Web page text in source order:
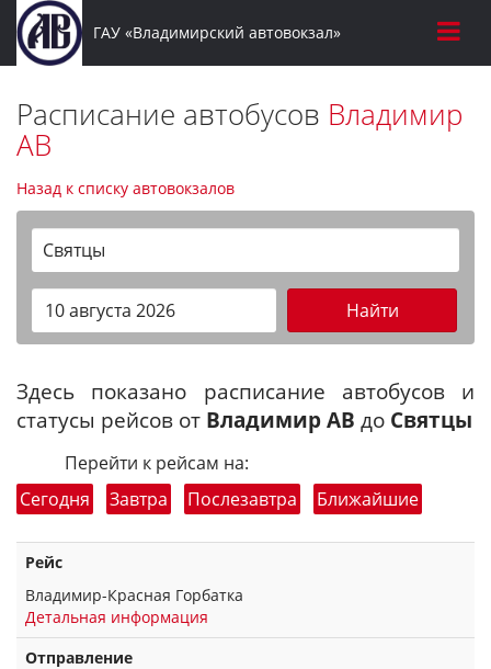
ГАУ «Владимирский автовокзал»
Расписание автобусов Владимир
АВ
Назад к списку автовокзалов
Святцы
Найти
Здесь показано расписание автобусов и
статусы рейсов от Владимир АВ до Святцы
Перейти к рейсам на:
Сегодня
Завтра Послезавтра Ближайшие
Рейс
Владимир-Красная Горбатка
Детальная информация
Отправление